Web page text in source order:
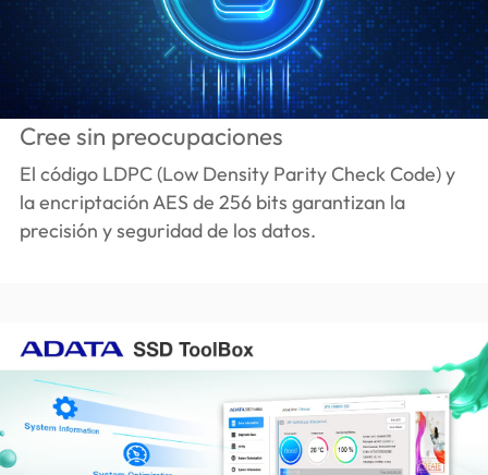
Cree sin preocupaciones
El código LDPC (Low Density Parity Check Code) y
la encriptación AES de 256 bits garantizan la
precisión y seguridad de los datos.